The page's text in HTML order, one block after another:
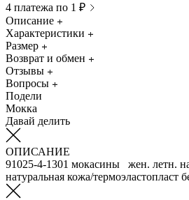
4 платежа по 1 ₽
Описание
Характеристики
Размер
Возврат и обмен
Отзывы
Вопросы
Подели
Мокка
Давай делить
ОПИСАНИЕ
91025-4-1301 мокасины жен. летн.
натуральная кожа/термоэластопласт